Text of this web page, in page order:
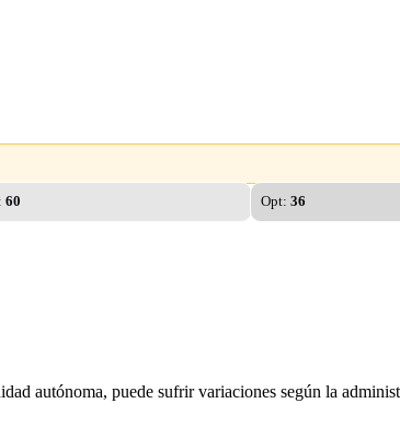
60 Opt: 36
autónoma, puede sufrir variaciones según la